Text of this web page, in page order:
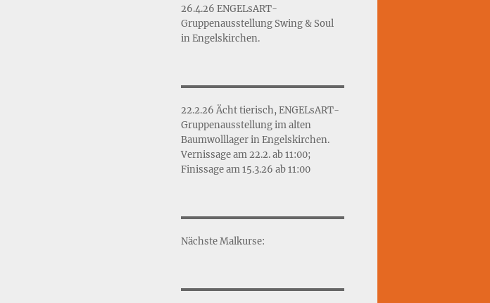
26.4.26 ENGELsART-
Gruppenausstellung Swing & Soul
in Engelskirchen.
22.2.26 Ächt tierisch, ENGELsART-
Gruppenausstellung im alten
Baumwolllager in Engelskirchen.
Vernissage am 22.2. ab 11:00;
Finissage am 15.3.26 ab 11:00
Nächste Malkurse: